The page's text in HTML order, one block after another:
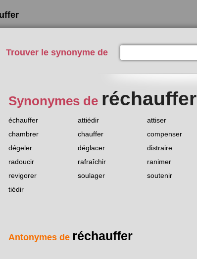
Trouver le synonyme de
Synonymes de réchauffer
échauffer attiédir attiser
chambrer
chauffer compenser
dégeler
déglacer distraire
radoucir
rafraîchir ranimer
revigorer
soulager soutenir
tiédir
Antonymes de réchauffer